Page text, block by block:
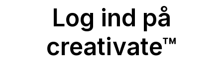
Log ind på
creativate™